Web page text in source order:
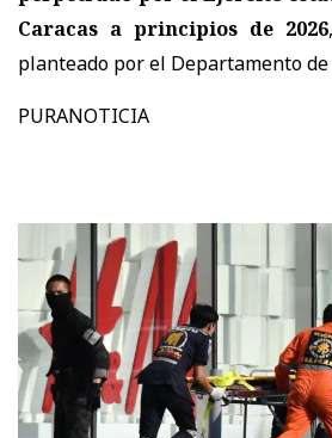
Caracas a principios de 2026
planteado por el Departamento de
PURANOTICIA